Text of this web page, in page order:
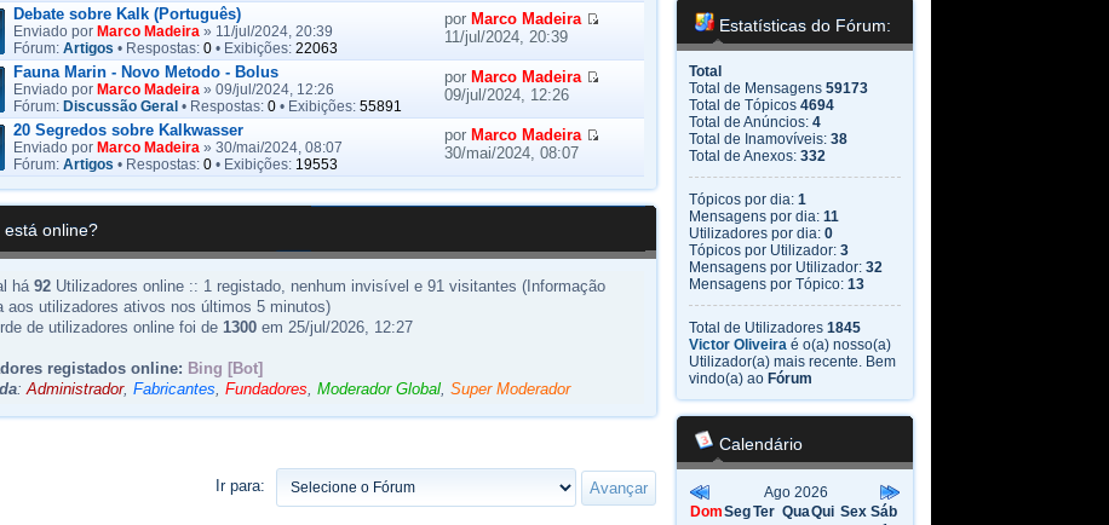
Debate sobre Kalk (Português)
Enviado por Marco Madeira » 11/jul/2024, 20:39
Fórum: Artigos • Respostas: 0 • Exibições: 22063
por Marco Madeira
11/jul/2024, 20:39
Fauna Marin - Novo Metodo - Bolus
Enviado por Marco Madeira » 09/jul/2024, 12:26
Fórum: Discussão Geral • Respostas: 0 • Exibições: 55891
por Marco Madeira
09/jul/2024, 12:26
20 Segredos sobre Kalkwasser
Enviado por Marco Madeira » 30/mai/2024, 08:07
Fórum: Artigos • Respostas: 0 • Exibições: 19553
por Marco Madeira
30/mai/2024, 08:07
está online?
há 92 Utilizadores online :: 1 registado, nenhum invisível e 91 visitantes (Informação
aos utilizadores ativos nos últimos 5 minutos)
de utilizadores online foi de 1300 em 25/jul/2026, 12:27
registados online: Bing [Bot]
:Administrador, Fabricantes, Fundadores, Moderador Global, Super Moderador
Ir para:
Estatísticas do Fórum:
Total
Total de Mensagens 59173
Total de Tópicos 4694
Total de Anúncios: 4
Total de Inamovíveis: 38
Total de Anexos: 332
Tópicos por dia: 1
Mensagens por dia: 11
Utilizadores por dia: 0
Tópicos por Utilizador: 3
Mensagens por Utilizador: 32
Mensagens por Tópico: 13
Total de Utilizadores 1845
Victor Oliveira é o(a) nosso(a)
Utilizador(a) mais recente. Bem
vindo(a) ao Fórum
Calendário
Ago 2026
DomSegTer QuaQui Sex Sáb